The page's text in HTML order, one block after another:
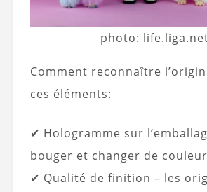
photo:
Comment reconnaître
ces éléments:
✔ Hologramme sur
bouger et changer de couleur
✔ Qualité de finition – les